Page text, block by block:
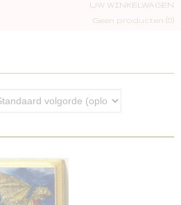
UW WINKELWAGEN
Geen producten (0)